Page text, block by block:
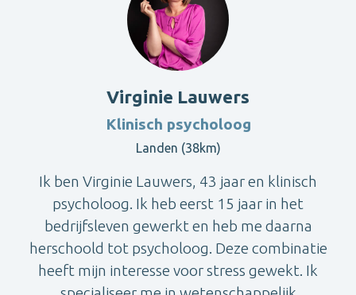
Virginie Lauwers
Klinisch psycholoog
Landen (38km)
Ik ben Virginie Lauwers, 43 jaar en klinisch
psycholoog. Ik heb eerst 15 jaar in het
bedrijfsleven gewerkt en heb me daarna
herschoold tot psycholoog. Deze combinatie
heeft mijn interesse voor stress gewekt. Ik